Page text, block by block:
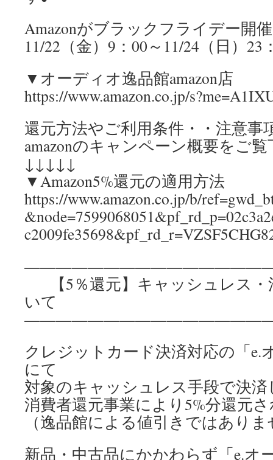
Amazonがブラックフライデー開
11/22（金）9：00～11/24（日）23
▼オーディオ逸品館amazon店
https://www.amazon.co.jp/
還元方法やご利用条件・・注意事
amazonのキャンペーン概要をご
↓↓↓↓↓
▼Amazon5%還元の適用方法
https://www.amazon.co.jp/b/
【5％還元】キャッシュレス・
いて
クレジットカード決済対応の「e.
にて
対象のキャッシュレス手段で決済
消費者還元事業により5%分還元
（逸品館による値引きではあり
新品・中古品にかかわらず「e.オ